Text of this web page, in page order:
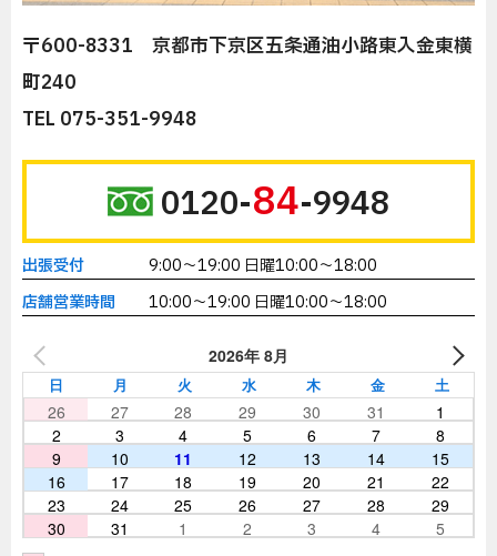
〒600-8331 京都市下京区五条通油小路東入金東横
町240
TEL 075-351-9948
0120-84-9948
出張受付
9:00～19:00 日曜10:00～18:00
店舗営業時間
10:00～19:00 日曜10:00～18:00
2026年 8月
日 月 火 水 木 金 土
26 27 28 29 30 31
1
2
3 4 5 6 7
8
9
10 11 12 13 14
15
16
17 18 19 20 21
22
23
24 25 26 27 28
29
30
31 1 2 3 4
5